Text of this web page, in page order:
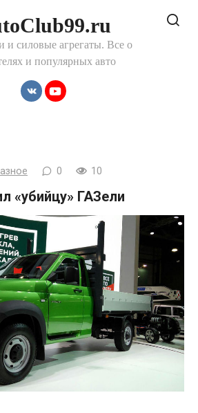
и силовые агрегаты. Все о
и популярных авто
0 10
«убийцу» ГАЗели